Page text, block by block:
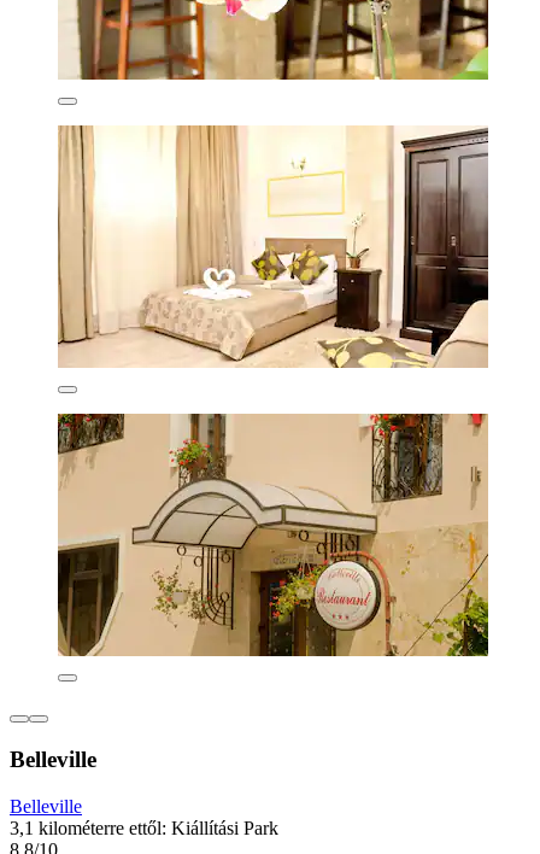
Belleville
Belleville
3,1 kilométerre ettől: Kiállítási Park
8,8/10